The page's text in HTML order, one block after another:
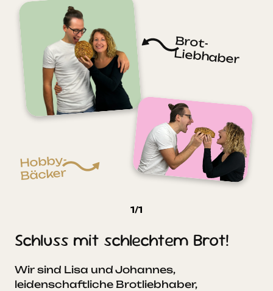
Hobby-
Bäcker
Brot-
Liebhaber
Schluss mit schlechtem Brot!
Wir sind Lisa und Johannes,
leidenschaftliche Brotliebhaber,
1/1